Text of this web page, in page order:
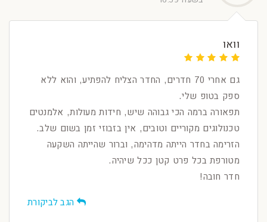
וואו
גם אחרי 70 חדרים, החדר הצליח להפתיע, והוא ללא
ספק בטופ שלי.
תפאורה ברמה הכי גבוהה שיש, חידות מעולות, אלמנטים
טכנולוגים מקוריים וטובים, אין בזבוזי זמן בשום שלב.
הזרימה בחדר הייתה מדהימה, וברור שהייתה השקעה
מטורפת בכל פרט קטן ככל שיהיה.
חדר חובה!
הגב לביקורת